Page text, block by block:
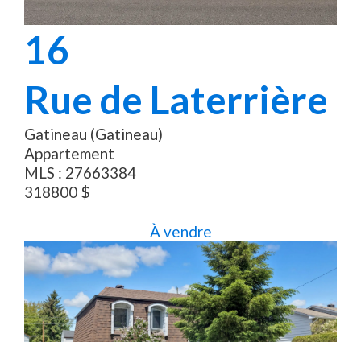
16
Rue de Laterrière
Gatineau (Gatineau)
Appartement
MLS : 27663384
318800 $
À vendre